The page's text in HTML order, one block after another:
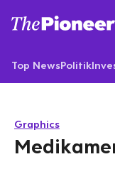
Top NewsPolitik
Graphics